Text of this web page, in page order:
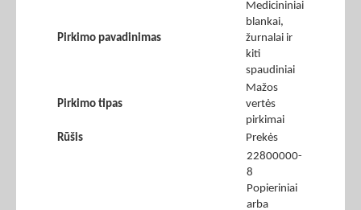
Pirkimo pavadinimas
Medicininiai
blankai,
žurnalai ir
kiti
spaudiniai
Pirkimo tipas
Mažos
vertės
pirkimai
Rūšis
Prekės
22800000-
8
Popieriniai
arba